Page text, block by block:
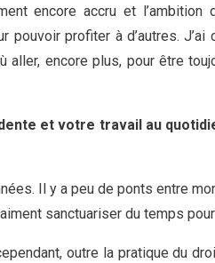
encore accru et l’ambition
pouvoir profiter à d’autres. J’ai
aller, encore plus, pour être
et votre travail au
Il y a peu de ponts entre
sanctuariser du temps
outre la pratique du